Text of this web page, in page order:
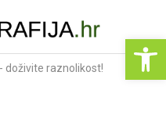
doživite raznolikost!